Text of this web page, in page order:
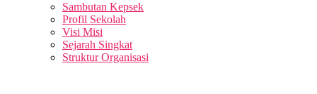
Sambutan Kepsek
Profil Sekolah
Visi Misi
Sejarah Singkat
Struktur Organisasi